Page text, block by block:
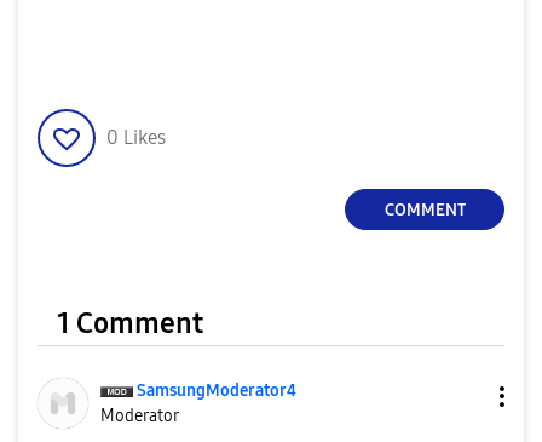
0 Likes
COMMENT
1 Comment
SamsungModerator4
Moderator